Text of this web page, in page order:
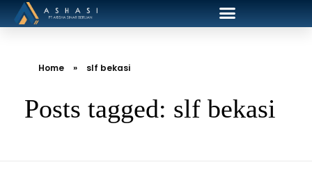
Home » slf bekasi
Posts tagged: slf bekasi